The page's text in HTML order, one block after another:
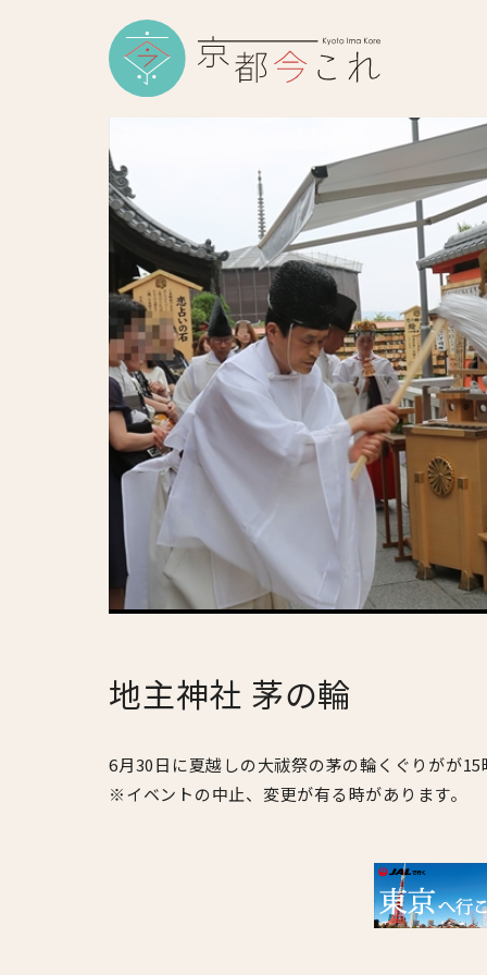
地主神社 茅の輪
6月30日に夏越しの大祓祭の茅の輪くぐりがが15
※イベントの中止、変更が有る時があります。